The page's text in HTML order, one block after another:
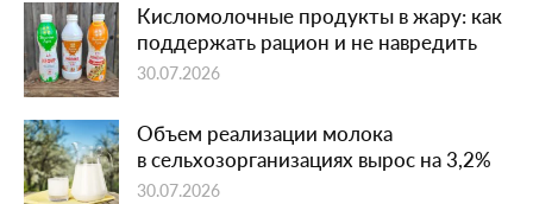
Кисломолочные продукты в жару: как
поддержать рацион и не навредить
30.07.2026
Объем реализации молока
в сельхозорганизациях вырос на 3,2%
30.07.2026